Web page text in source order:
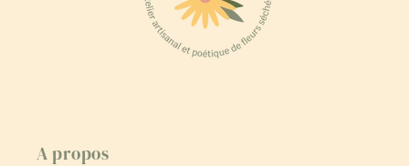
A propos